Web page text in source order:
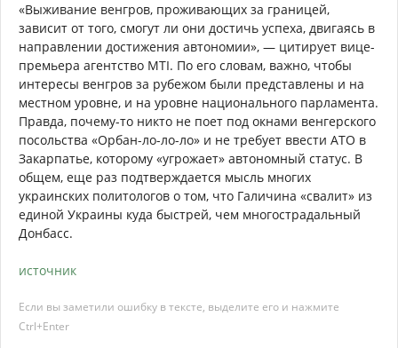
«Выживание венгров, проживающих за границей,
зависит от того, смогут ли они достичь успеха, двигаясь в
направлении достижения автономии», — цитирует вице-
премьера агентство MTI. По его словам, важно, чтобы
интересы венгров за рубежом были представлены и на
местном уровне, и на уровне национального парламента.
Правда, почему-то никто не поет под окнами венгерского
посольства «Орбан-ло-ло-ло» и не требует ввести АТО в
Закарпатье, которому «угрожает» автономный статус. В
общем, еще раз подтверждается мысль многих
украинских политологов о том, что Галичина «свалит» из
единой Украины куда быстрей, чем многострадальный
Донбасс.
источник
Если вы заметили ошибку в тексте, выделите его и нажмите
Ctrl+Enter